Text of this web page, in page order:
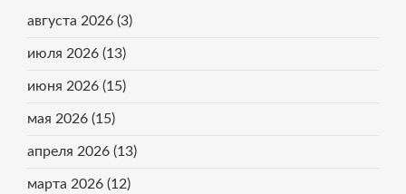
августа 2026 (3)
июля 2026 (13)
июня 2026 (15)
мая 2026 (15)
апреля 2026 (13)
марта 2026 (12)